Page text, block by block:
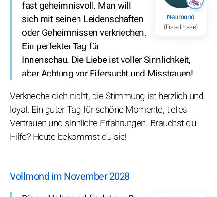
Neumond
(Erste Phase)
fast geheimnisvoll. Man will
sich mit seinen Leidenschaften
oder Geheimnissen verkriechen.
Ein perfekter Tag für
Innenschau. Die Liebe ist voller Sinnlichkeit,
aber Achtung vor Eifersucht und Misstrauen!
Verkrieche dich nicht, die Stimmung ist herzlich und
loyal. Ein guter Tag für schöne Momente, tiefes
Vertrauen und sinnliche Erfahrungen. Brauchst du
Hilfe? Heute bekommst du sie!
Vollmond im November 2028